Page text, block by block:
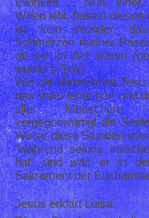
Willen lebt, besitzt diesen
ist kein Wunder,
Schmerzen meiner
ob sie im Akt wären
würden)."[xiv]
Wie die Menschheit Jesu
des Vater lebte [xv] und
aller Menschen
vergegenwärtigt die
Weise diese Stunden
"während seines
hat" und was er in
Sakrament der
Jesus erklärt Luisa: